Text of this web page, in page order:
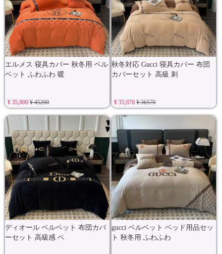
エルメス 寝具カバー 秋冬用 ベル
ベット ふわふわ 暖
¥ 35,800¥ 45200
秋冬対応 Gucci 寝具カバー 布団
カバーセット 高級 刺
¥ 35,970¥ 36570
ディオール ベルベット 布団カバ
ーセット 高級感 ベ
gucci ベルベット ベッド用品セッ
ト 秋冬用 ふわふわ